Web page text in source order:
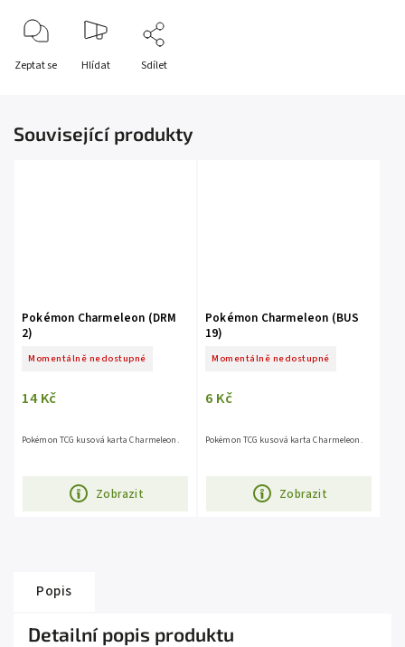
Zeptat se Hlídat Sdílet
Související produkty
Pokémon Charmeleon (DRM
2)
Momentálně nedostupné
14 Kč
Zobrazit
Pokémon TCG kusová karta Charmeleon.
Pokémon Charmeleon (BUS
19)
Momentálně nedostupné
6 Kč
Zobrazit
Pokémon TCG kusová karta Charmeleon.
Popis
Detailní popis produktu